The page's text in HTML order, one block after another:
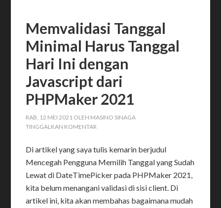
Memvalidasi Tanggal
Minimal Harus Tanggal
Hari Ini dengan
Javascript dari
PHPMaker 2021
RAB, 12 MEI 2021 OLEH MASINO SINAGA
TINGGALKAN KOMENTAR
Di artikel yang saya tulis kemarin berjudul
Mencegah Pengguna Memilih Tanggal yang Sudah
Lewat di DateTimePicker pada PHPMaker 2021,
kita belum menangani validasi di sisi client. Di
artikel ini, kita akan membahas bagaimana mudah